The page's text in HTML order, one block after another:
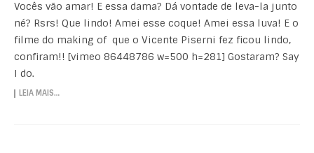
Vocês vão amar! E essa dama? Dá vontade de leva-la junto
né? Rsrs! Que lindo! Amei esse coque! Amei essa luva! E o
filme do making of que o Vicente Piserni fez ficou lindo,
confiram!! [vimeo 86448786 w=500 h=281] Gostaram? Say
I do.
LEIA MAIS…